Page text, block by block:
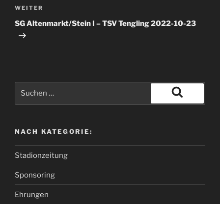
WEITER
SG Altenmarkt/Stein I – TSV Tengling 2022-10-23
NACH KATEGORIE:
Stadionzeitung
Sponsoring
Ehrungen